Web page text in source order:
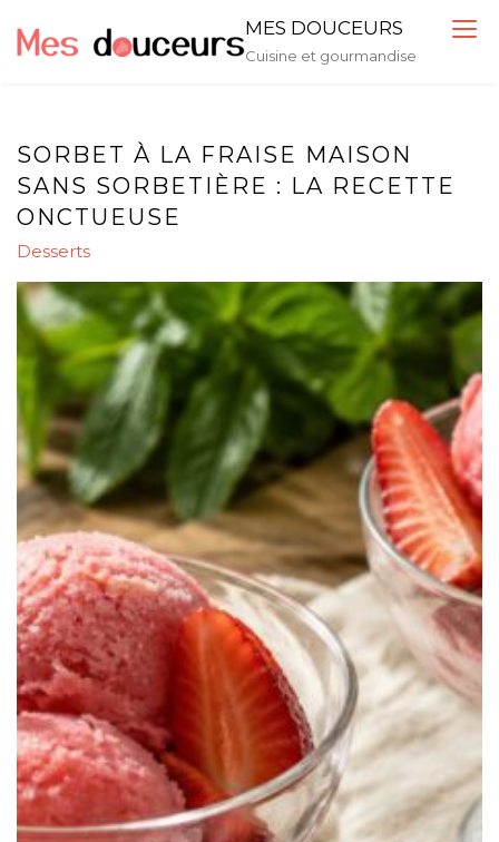
MES DOUCEURS
Cuisine et gourmandise
SORBET À LA FRAISE MAISON
SANS SORBETIÈRE : LA RECETTE
ONCTUEUSE
Desserts